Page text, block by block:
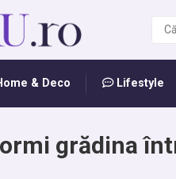
& Deco Lifestyle
grădina